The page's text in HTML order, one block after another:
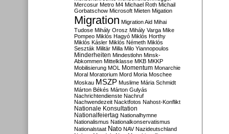
Mercosur Metro M4 Michael Roth Michail
Gorbatschow Microsoft Mieten Migation
Migration Migration Aid Mihai
Tudose Mihály Orosz Mihály Varga Mike
Pompeo Miklós Hagyó Miklós Horthy
Miklós Kásler Miklós Németh Miklós
Seszták Militär Milla Milo Yiannopoulos
Minderheiten Mindestlohn Minsk-
Abkommen Mittelklasse MKB MKKP
Mobilisierung MOL Momentum Monarchie
Moral Moratorium Mord Moria Moschee
Moskau MSZP Muslime Mária Schmidt
Márton Békés Márton Gulyás
Nachrichtendienste Nachruf
Nachwendezeit Nacktfotos Nahost-Konflikt
Nationale Konsultation
Nationalfeiertag Nationalhymne
Nationalismus Nationalkonservatismus
Nationalstaat Nato NAV Nazideutschland